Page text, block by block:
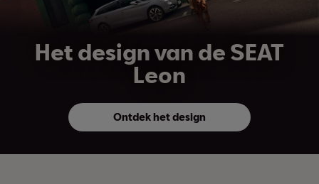
Het design van de SEAT
Leon
Ontdek het design